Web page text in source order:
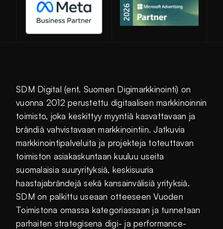
SDM Digital (ent. Suomen Digimarkkinointi) on
vuonna 2012 perustettu digitaalisen markkinoinnin
toimisto, joka keskittyy myyntiä kasvattavaan ja
brändiä vahvistavaan markkinointiin. Jatkuvia
markkinointipalveluita ja projekteja toteuttavan
toimiston asiakaskuntaan kuuluu useita
suomalaisia suuryrityksiä, keskisuuria
haastajabrändejä sekä kansainvälisiä yrityksiä.
SDM on palkittu useaan otteeseen Vuoden
Toimistona omassa kategoriassaan ja tunnetaan
parhaiten strategisena digi- ja performance-